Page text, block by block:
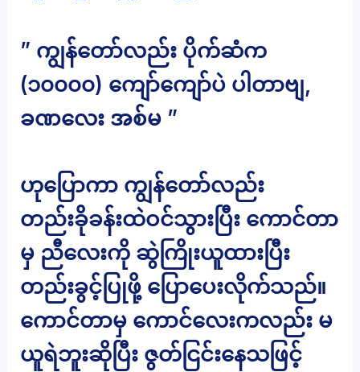
” ကျွန်တော်လည်း ပိုက်ဆံက
(၁၀၀၀၀) ကျော်ကျော်ပဲ ပါတာဗျ,
ခဏလေး အစ်မ ”
ဟုပြောကာ ကျွန်တော်လည်း
တည်းခိုခန်းထဲဝင်သွားပြီး ကောင်တာ
မှ ညီလေးကို ဆွဲကြိုးယူထားပြီး
တည်းခွင့်ပြုဖို့ ပြောပေးလိုက်သည်။
ကောင်တာမှ ကောင်လေးကလည်း မ
ယူရဲဘူးဆိုပြီး ဇွတ်ငြင်းနေသဖြင့်